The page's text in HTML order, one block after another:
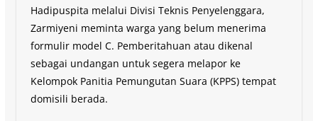
Hadipuspita melalui Divisi Teknis Penyelenggara,
Zarmiyeni meminta warga yang belum menerima
formulir model C. Pemberitahuan atau dikenal
sebagai undangan untuk segera melapor ke
Kelompok Panitia Pemungutan Suara (KPPS) tempat
domisili berada.